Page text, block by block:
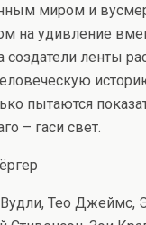
миром и
на удивление
создатели ленты
пытаются
– гаси свет.
Тео